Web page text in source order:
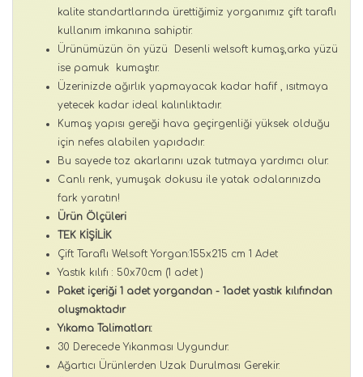
kalite standartlarında ürettiğimiz yorganımız çift taraflı
kullanım imkanına sahiptir.
Ürünümüzün ön yüzü Desenli welsoft kumaş,arka yüzü
ise pamuk kumaştır.
Üzerinizde ağırlık yapmayacak kadar hafif , ısıtmaya
yetecek kadar ideal kalınlıktadır.
Kumaş yapısı gereği hava geçirgenliği yüksek olduğu
için nefes alabilen yapıdadır.
Bu sayede toz akarlarını uzak tutmaya yardımcı olur.
Canlı renk, yumuşak dokusu ile yatak odalarınızda
fark yaratın!
Ürün Ölçüleri
TEK KİŞİLİK
Çift Taraflı Welsoft Yorgan:155x215 cm 1 Adet
Yastık kılıfı : 50x70cm (1 adet )
Paket içeriği 1 adet yorgandan - 1adet yastık kılıfından
oluşmaktadır
Yıkama Talimatları:
30 Derecede Yıkanması Uygundur.
Ağartıcı Ürünlerden Uzak Durulması Gerekir.